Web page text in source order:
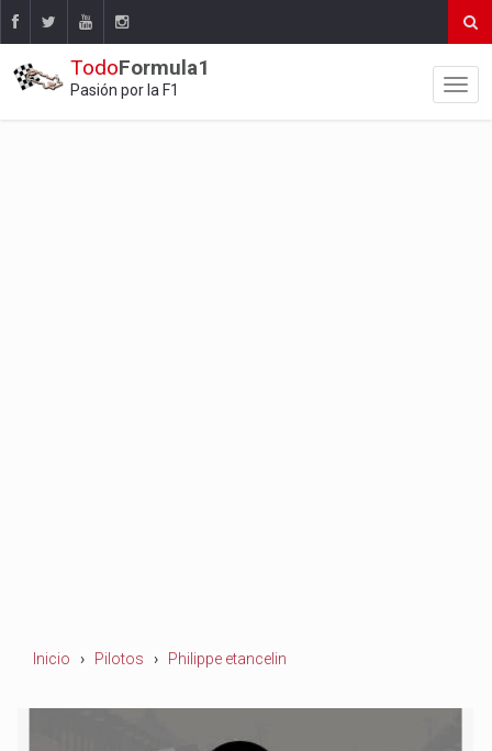
TodoFormula1
Pasión por la F1
Inicio Pilotos Philippe etancelin